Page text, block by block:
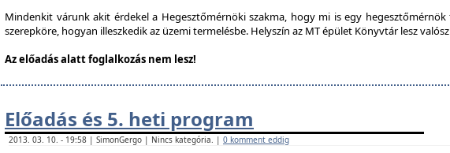
Mindenkit várunk akit érdekel a Hegesztőmérnöki szakma, hogy mi is egy hegesztőmérnök
szerepköre, hogyan illeszkedik az üzemi termelésbe. Helyszín az MT épület Könyvtár lesz
Az előadás alatt foglalkozás nem lesz!
Előadás és 5. heti program
2013. 03. 10. - 19:58 | SimonGergo | Nincs kategória. | 0 komment eddig